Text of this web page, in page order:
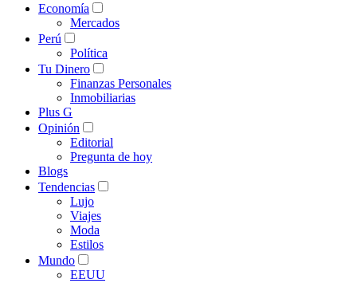
Economía
Mercados
Perú
Política
Tu Dinero
Finanzas Personales
Inmobiliarias
Plus G
Opinión
Editorial
Pregunta de hoy
Blogs
Tendencias
Lujo
Viajes
Moda
Estilos
Mundo
EEUU